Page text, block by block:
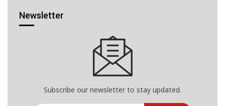
Newsletter
Subscribe our newsletter to stay updated.